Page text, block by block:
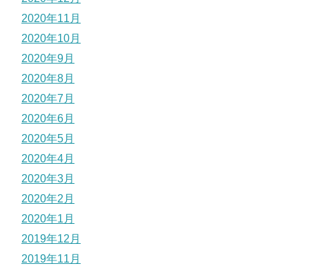
2020年11月
2020年10月
2020年9月
2020年8月
2020年7月
2020年6月
2020年5月
2020年4月
2020年3月
2020年2月
2020年1月
2019年12月
2019年11月